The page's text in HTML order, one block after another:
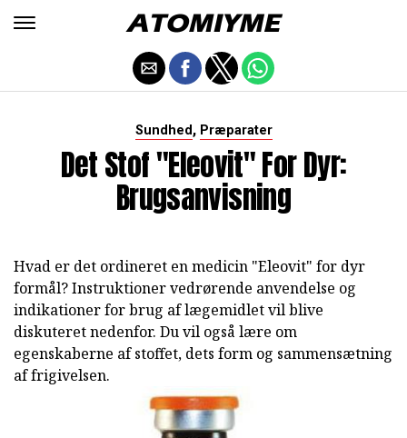
Sundhed, Præparater
Det Stof "Eleovit" For Dyr:
Brugsanvisning
Hvad er det ordineret en medicin "Eleovit" for dyr
formål? Instruktioner vedrørende anvendelse og
indikationer for brug af lægemidlet vil blive
diskuteret nedenfor. Du vil også lære om
egenskaberne af stoffet, dets form og sammensætning
af frigivelsen.